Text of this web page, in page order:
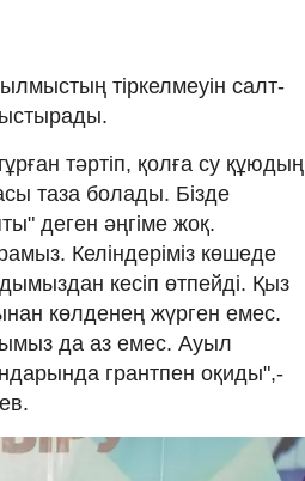
тіркелмеуін салт-
тәртіп, қолға су құюдың
таза болады. Бізде
деген әңгіме жоқ.
Келіндеріміз көшеде
кесіп өтпейді. Қыз
көлденең жүрген емес.
да аз емес. Ауыл
грантпен оқиды",-